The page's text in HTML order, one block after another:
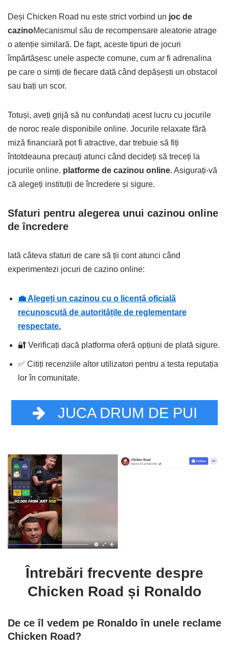
Deși Chicken Road nu este strict vorbind un joc de
cazinoMecanismul său de recompensare aleatorie atrage
o atenție similară. De fapt, aceste tipuri de jocuri
împărtășesc unele aspecte comune, cum ar fi adrenalina
pe care o simți de fiecare dată când depășești un obstacol
sau bați un scor.
Totuși, aveți grijă să nu confundați acest lucru cu jocurile
de noroc reale disponibile online. Jocurile relaxate fără
miză financiară pot fi atractive, dar trebuie să fiți
întotdeauna precauți atunci când decideți să treceți la
jocurile online. platforme de cazinou online. Asigurați-vă
că alegeți instituții de încredere și sigure.
Sfaturi pentru alegerea unui cazinou online
de încredere
Iată câteva sfaturi de care să ții cont atunci când
experimentezi jocuri de cazino online:
💼 Alegeți un cazinou cu o licență oficială
recunoscută de autoritățile de reglementare
respectate.
🔐 Verificați dacă platforma oferă opțiuni de plată sigure.
✅ Citiți recenziile altor utilizatori pentru a testa reputația
lor în comunitate.
JUCA DRUM DE PUI
Întrebări frecvente despre
Chicken Road și Ronaldo
De ce îl vedem pe Ronaldo în unele reclame
Chicken Road?